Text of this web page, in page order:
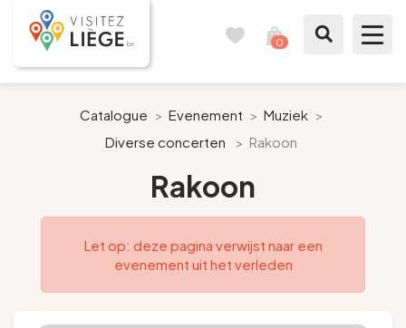
0
Bereid mijn verblijf voor
Onze suggesties
Pays de Liège
Catalogue > Evenement > Muziek >
Diverse concerten
> Rakoon
Rakoon
Let op: deze pagina verwijst naar een
evenement uit het verleden